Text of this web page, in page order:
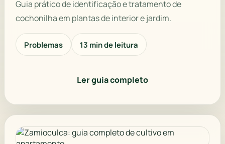
Guia prático de identificação e tratamento de
cochonilha em plantas de interior e jardim.
Problemas 13 min de leitura
Ler guia completo